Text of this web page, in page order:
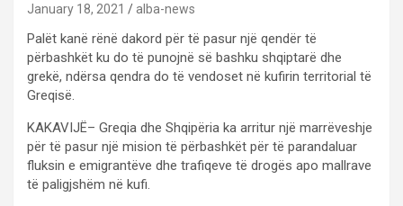
January 18, 2021 alba-news
Palët kanë rënë dakord për të pasur një qendër të
përbashkët ku do të punojnë së bashku shqiptarë dhe
grekë, ndërsa qendra do të vendoset në kufirin territorial të
Greqisë.
KAKAVIJË– Greqia dhe Shqipëria ka arritur një marrëveshje
për të pasur një mision të përbashkët për të parandaluar
fluksin e emigrantëve dhe trafiqeve të drogës apo mallrave
të paligjshëm në kufi.